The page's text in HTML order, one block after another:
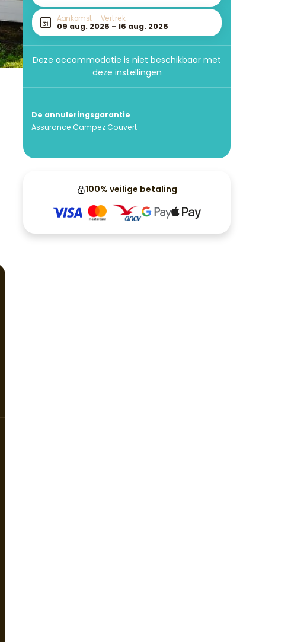
Aankomst - Vertrek
Deze accommodatie is niet beschikbaar met
deze instellingen
De annuleringsgarantie
Assurance Campez Couvert
100% veilige betaling